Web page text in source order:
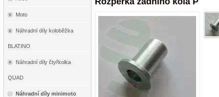
Moto
Náhradní díly koloběžka
BLATINO
Náhradní díly čtyřkolka
QUAD
Náhradní díly minimoto